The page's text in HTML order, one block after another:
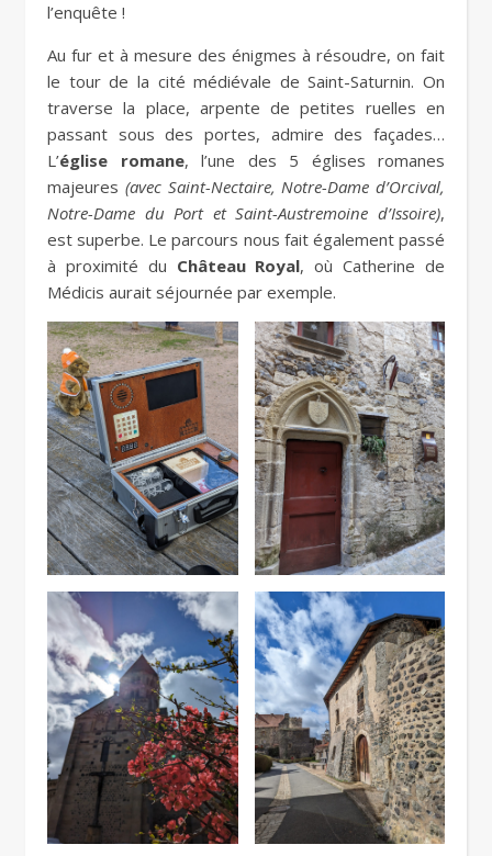
l’enquête !
Au fur et à mesure des énigmes à résoudre, on fait
le tour de la cité médiévale de Saint-Saturnin. On
traverse la place, arpente de petites ruelles en
passant sous des portes, admire des façades…
L’église romane, l’une des 5 églises romanes
majeures (avec Saint-Nectaire, Notre-Dame d’Orcival,
Notre-Dame du Port et Saint-Austremoine d’Issoire),
est superbe. Le parcours nous fait également passé
à proximité du Château Royal, où Catherine de
Médicis aurait séjournée par exemple.